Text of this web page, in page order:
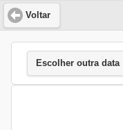
Voltar
Escolher outra data